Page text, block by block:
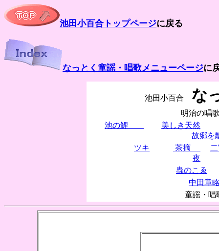
池田小百合トップページに戻る
なっとく童謡・唱歌メニューページに
池田小百合 な
明治の唱
池の鯉
美しき天然
故郷を
ツキ
茶摘
夜
蟲のこゑ
中田章
童謡・